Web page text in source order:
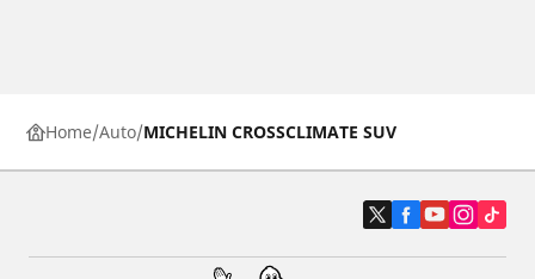
Home Auto MICHELIN CROSSCLIMATE SUV